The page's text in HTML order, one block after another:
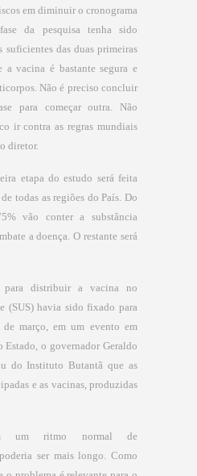
em diminuir o cronograma
da pesquisa tenha sido
suficientes das duas primeiras
a vacina é bastante segura e
Não é preciso concluir
para começar outra. Não
ir contra as regras mundiais
diretor.
etapa do estudo será feita
todas as regiões do País. Do
vão conter a substância
a doença. O restante será
para distribuir a vacina no
(SUS) havia sido fixado para
março, em um evento em
Estado, o governador Geraldo
do Instituto Butantã que as
e as vacinas, produzidas
um ritmo normal de
ser mais longo. Como